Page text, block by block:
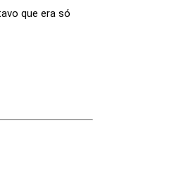
que era só